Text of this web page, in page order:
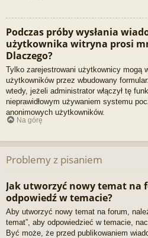
Podczas próby wysłania
użytkownika witryna prosi
Dlaczego?
Tylko zarejestrowani użytkownicy mogą
użytkowników przez wbudowany
wtedy, jeżeli administrator włączył tę
nieprawidłowym używaniem systemu
anonimowych użytkowników.
Na górę
Problemy z pisaniem
Jak utworzyć nowy temat na
odpowiedź w temacie?
Aby utworzyć nowy temat na forum,
temat”, aby odpowiedzieć w temacie,
Być może, że przed publikowaniem